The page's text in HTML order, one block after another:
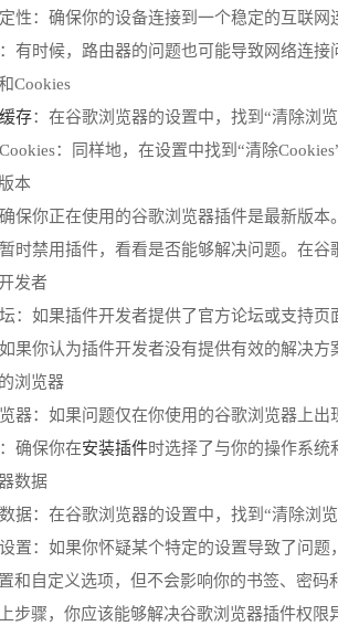
性：确保你的设备连接到一个稳定的互联
有时候，路由器的问题也可能导致网络连
Cookies
存：在谷歌浏览器的设置中，找到“清除浏
：同样地，在设置中找到“清除
本
保你正在使用的谷歌浏览器插件是最新版
时禁用插件，看看是否能够解决问题。在谷
发者
：如果插件开发者提供了官方论坛或支持
果你认为插件开发者没有提供有效的解决
浏览器
器：如果问题仅在你使用的谷歌浏览器上
确保你在安装插件时选择了与你的操作系统
数据
据：在谷歌浏览器的设置中，找到“清除浏
置：如果你怀疑某个特定的设置导致了问
和自定义选项，但不会影响你的书签、密码
步骤，你应该能够解决谷歌浏览器插件权